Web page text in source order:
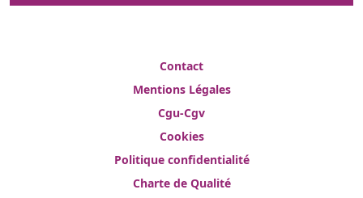
Contact
Mentions Légales
Cgu-Cgv
Cookies
Politique confidentialité
Charte de Qualité